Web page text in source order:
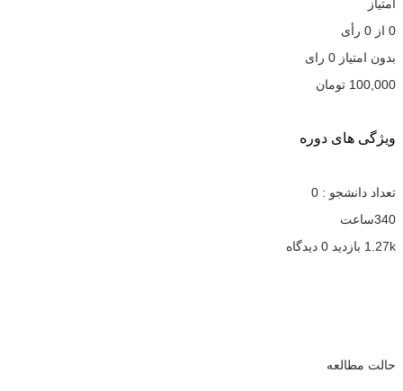
امتیاز
0 از 0 رأی
بدون امتیاز 0 رای
100,000 تومان
ویژگی های دوره
تعداد دانشجو : 0
340ساعت
1.27k بازدید
حالت مطالعه